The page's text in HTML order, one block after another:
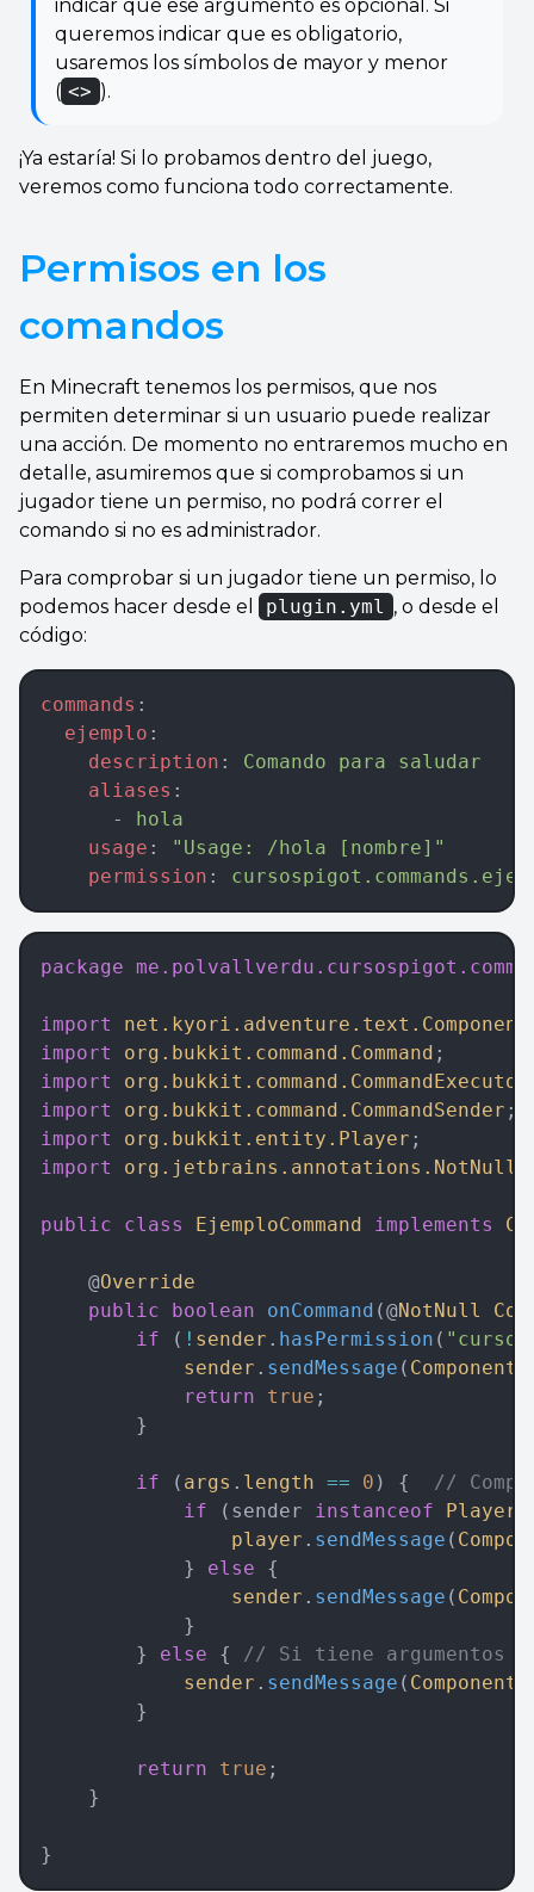
indicar que ese argumento es opcional. Si
queremos indicar que es obligatorio,
usaremos los símbolos de mayor y menor
( <> ).
¡Ya estaría! Si lo probamos dentro del juego,
veremos como funciona todo correctamente.
Permisos en los
comandos
En Minecraft tenemos los permisos, que nos
permiten determinar si un usuario puede realizar
una acción. De momento no entraremos mucho en
detalle, asumiremos que si comprobamos si un
jugador tiene un permiso, no podrá correr el
comando si no es administrador.
Para comprobar si un jugador tiene un permiso, lo
podemos hacer desde el
plugin.yml , o desde el
código:
commands :
  ejemplo
:
    description
: Comando para saludar
    aliases
:
      -
hola
    usage
:
"Usage: /hola [nombre]"
    permission
:
package
import net.kyori.adventure.text.Component
import
org.bukkit.command.Command ;
import
org.bukkit.command.CommandExecutor
import
org.bukkit.command.CommandSender ;
import
org.bukkit.entity.Player ;
import
org.jetbrains.annotations.NotNull
public class EjemploCommand implements
    @
Override
    public
boolean onCommand (@NotNull
        if
( ! sender . hasPermission (
            sender
. sendMessage ( Component
            return
true ;
        }
        if
( args . length == 0 ) { //
            if
(sender instanceof Player
                player
. sendMessage (
            }
else {
                sender
. sendMessage (
            }
        }
else { // Si tiene argumentos
            sender
. sendMessage ( Component
        }
        return
true ;
    }
}